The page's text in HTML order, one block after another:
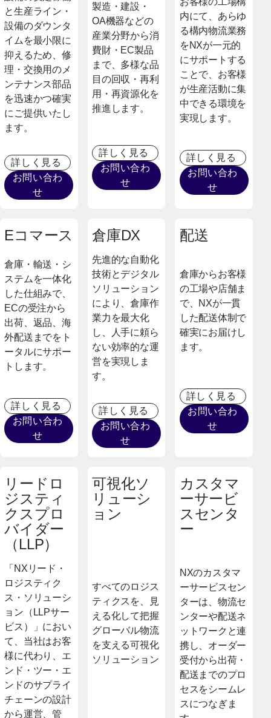
と生産ライン・
設備のダウンタ
イムを最小限に
抑えるため、修
理・交換用のメ
ンテナンス部品
を迅速かつ確実
にご提供いたし
ます。
詳しく見る
お問い合わ
せ
製造・建設・
OA機器などの
産業分野から消
費財・EC製品
まで、多様な品
目の回収・再利
用・再資源化を
推進します。
詳しく見る
お問い合わ
せ
内にて、あらゆ
る構内物流業務
をNXが一元的
にサポートする
ことで、お客様
が生産活動に集
中できる環境を
実現します。
詳しく見る
お問い合わ
せ
Eコマース
倉庫・輸送・シ
ステムを一体化
した仕組みで、
ECの受注から
出荷、返品、海
外配送までをト
ータルにサポー
トします。
詳しく見る
お問い合わ
せ
倉庫DX
先進的な自動化
技術とデジタル
ソリューション
により、倉庫作
業力を最大化
し、人手に頼ら
ない効率的な運
営を実現しま
す。
詳しく見る
お問い合わ
せ
配送
倉庫からお客様
の工場や店舗ま
で、NXが一貫
した配送体制で
確実にお届けし
ます。
詳しく見る
お問い合わ
せ
リードロ
ジスティ
クスプロ
バイダー
（LLP）
「NXリード・
ロジスティク
ス・ソリューシ
ョン（LLPサー
ビス）」におい
て、当社はお客
様に代わり、エ
ンド・ツー・エ
ンドのサプライ
チェーンの設計
から運営、管
可視化ソ
リューシ
ョン
すべてのロジス
ティクスを、見
える化して把握
グローバル物流
を支える可視化
ソリューション
カスタマ
ーサービ
スセンタ
ー
NXのカスタマ
ーサービスセン
ターは、物流セ
ンターや配送ネ
ットワークと連
携し、オーダー
受付から出荷・
配送までのプロ
セスをシームレ
スにつなぎま